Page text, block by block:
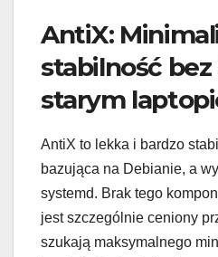
AntiX:
stabilność
starym
AntiX to lekka i bardzo
bazująca na Debianie, a
systemd. Brak tego
jest szczególnie ceniony
szukają maksymalnego